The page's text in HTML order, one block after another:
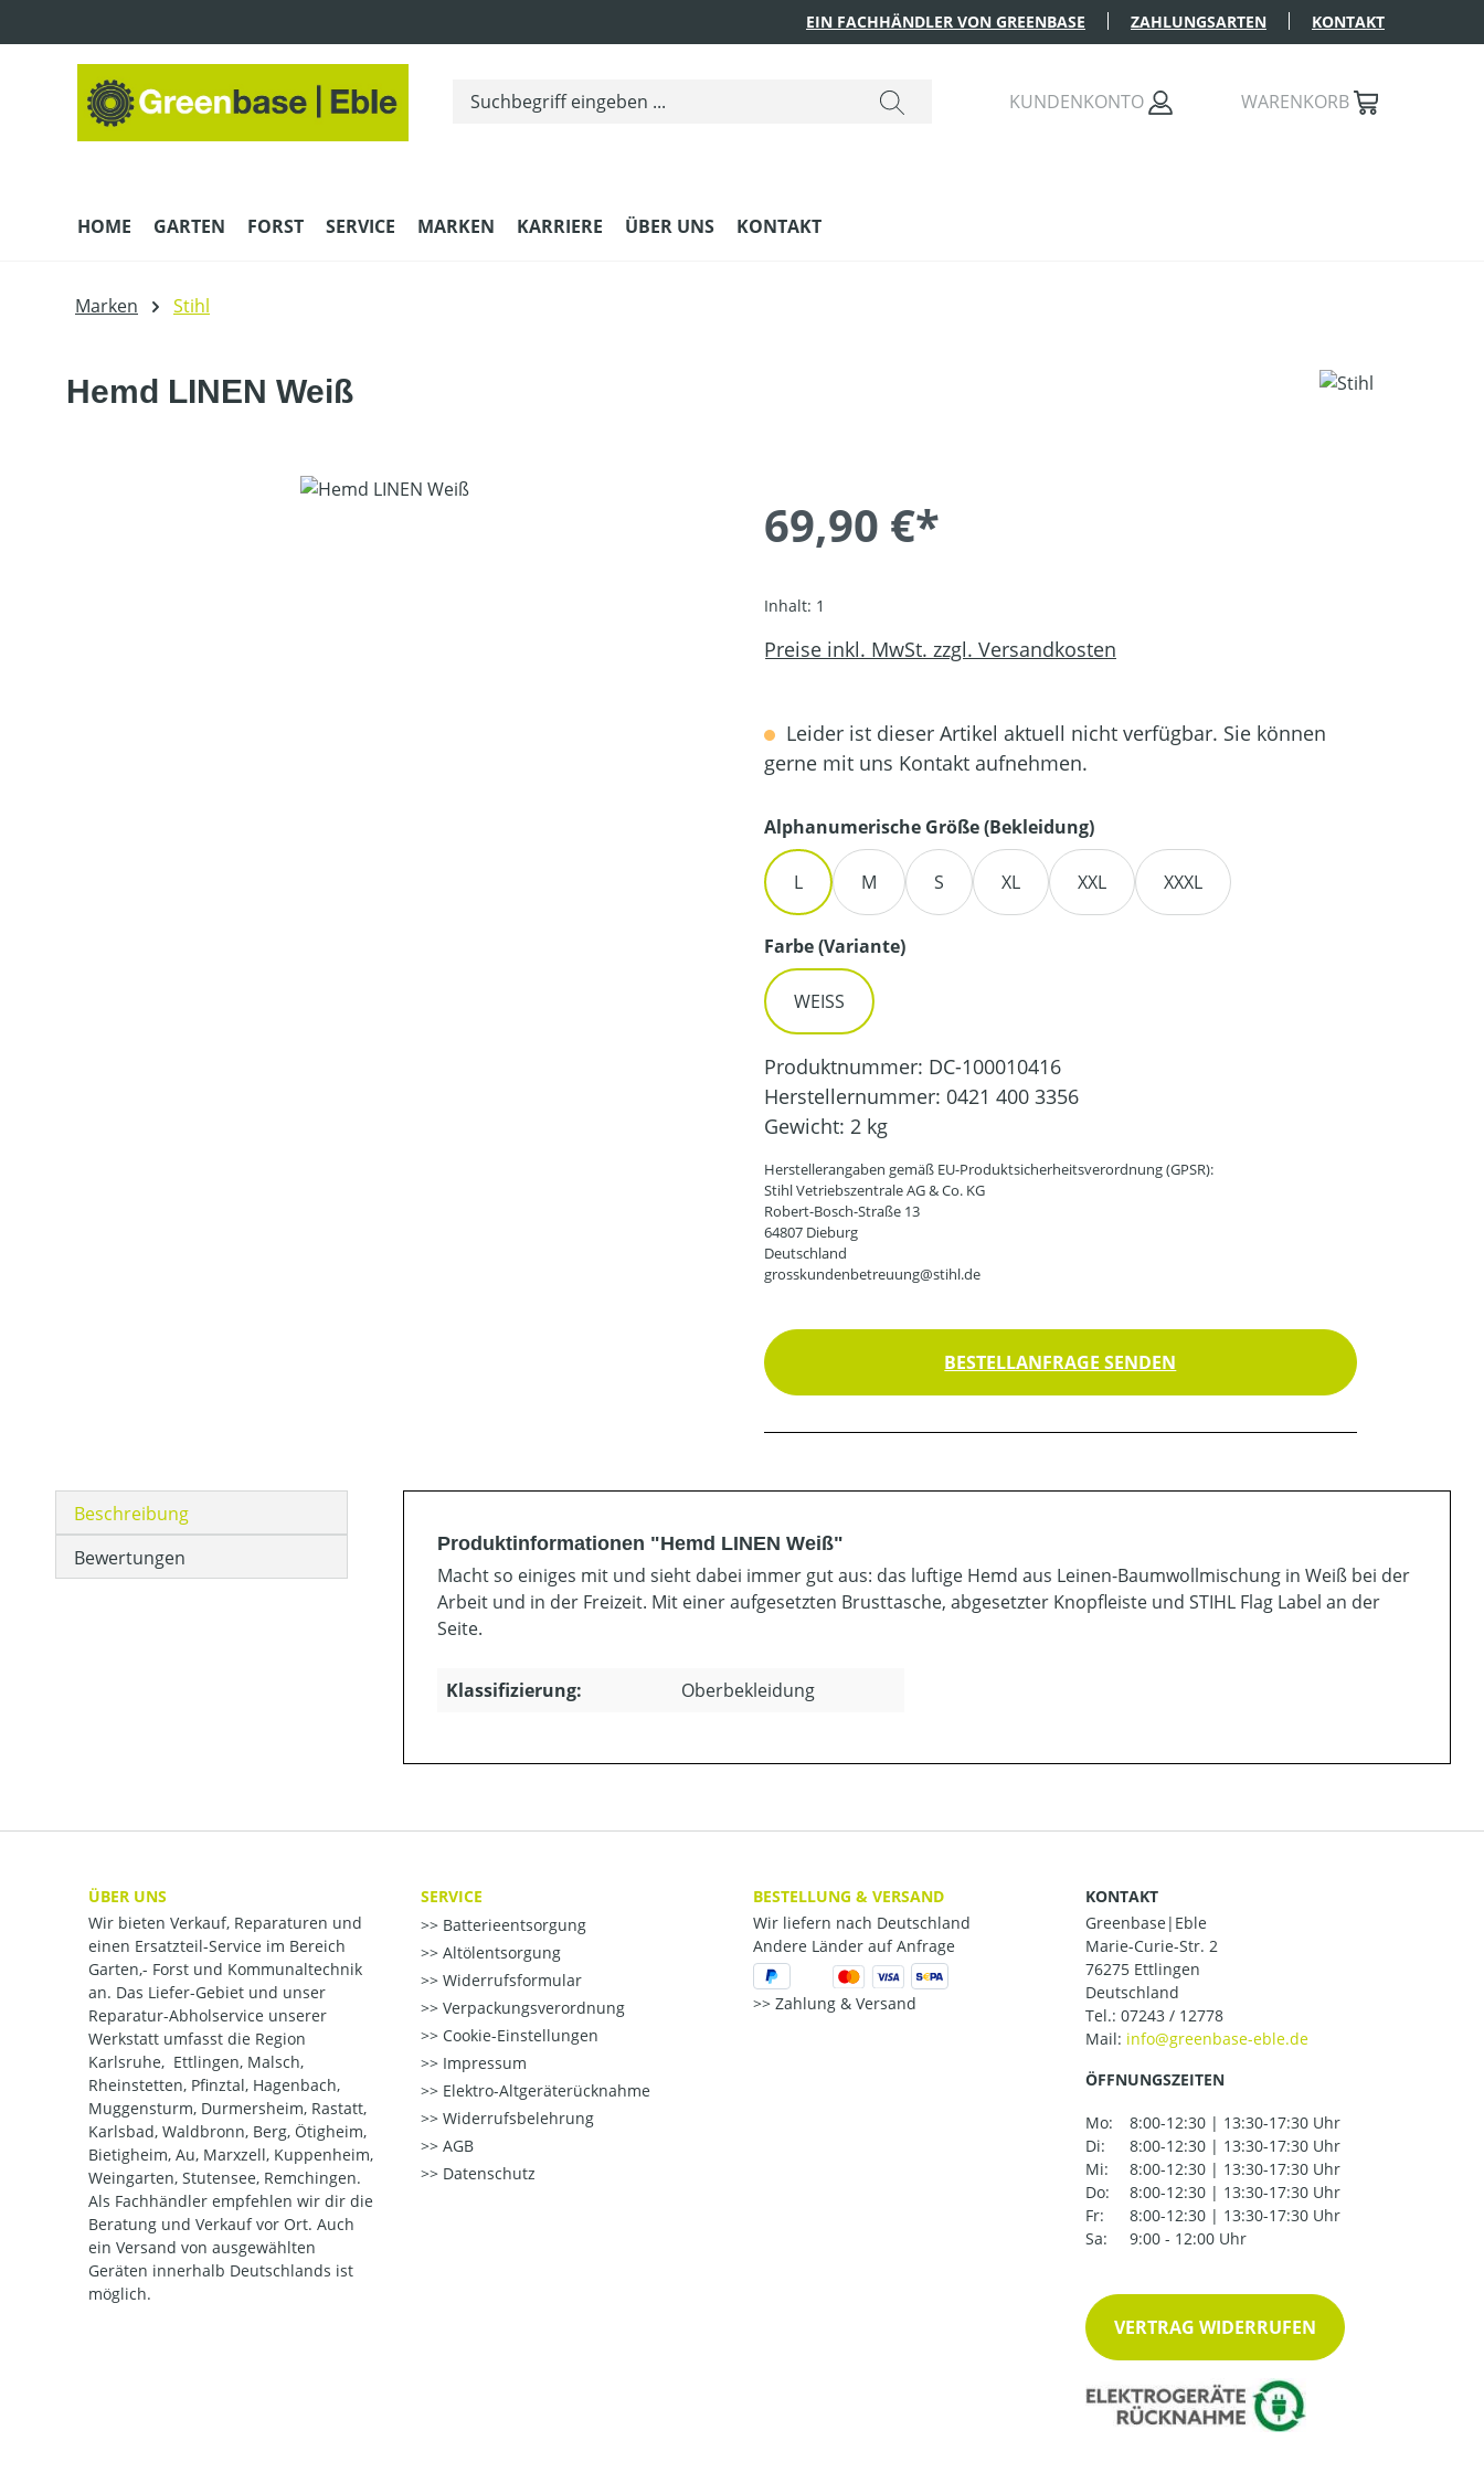
EIN FACHHÄNDLER VON GREENBASE ZAHLUNGSARTEN KONTAKT
KUNDENKONTO WARENKORB
HOME GARTEN FORST SERVICE MARKEN KARRIERE ÜBER UNS KONTAKT
Marken Stihl
Hemd LINEN Weiß
69,90 €*
Inhalt: 1
Preise inkl. MwSt. zzgl. Versandkosten
Leider ist dieser Artikel aktuell nicht verfügbar. Sie können
gerne mit uns Kontakt aufnehmen.
Alphanumerische Größe (Bekleidung)auswählen
L M S XL XXL XXXL
Farbe (Variante)auswählen
WEISS
Produktnummer: DC-100010416
Herstellernummer: 0421 400 3356
Gewicht: 2 kg
Herstellerangaben gemäß EU-Produktsicherheitsverordnung (GPSR):
Stihl Vetriebszentrale AG & Co. KG
Robert-Bosch-Straße 13
64807 Dieburg
Deutschland
grosskundenbetreuung@stihl.de
BESTELLANFRAGE SENDEN
Beschreibung
Bewertungen
Produktinformationen "Hemd LINEN Weiß"
Macht so einiges mit und sieht dabei immer gut aus: das luftige Hemd aus Leinen-Baumwollmischung in Weiß bei der
Arbeit und in der Freizeit. Mit einer aufgesetzten Brusttasche, abgesetzter Knopfleiste und STIHL Flag Label an der
Seite.
Klassifizierung: Oberbekleidung
ÜBER UNS
Wir bieten Verkauf, Reparaturen und
einen Ersatzteil-Service im Bereich
Garten,- Forst und Kommunaltechnik
an. Das Liefer-Gebiet und unser
Reparatur-Abholservice unserer
Werkstatt umfasst die Region
Karlsruhe, Ettlingen, Malsch,
Rheinstetten, Pfinztal, Hagenbach,
Muggensturm, Durmersheim, Rastatt,
Karlsbad, Waldbronn, Berg, Ötigheim,
Bietigheim, Au, Marxzell, Kuppenheim,
Weingarten, Stutensee, Remchingen.
Als Fachhändler empfehlen wir dir die
Beratung und Verkauf vor Ort. Auch
ein Versand von ausgewählten
Geräten innerhalb Deutschlands ist
möglich.
SERVICE
Batterieentsorgung
Altölentsorgung
Widerrufsformular
Verpackungsverordnung
Cookie-Einstellungen
Impressum
Elektro-Altgeräterücknahme
Widerrufsbelehrung
AGB
Datenschutz
BESTELLUNG & VERSAND
Wir liefern nach Deutschland
Andere Länder auf Anfrage
Zahlung & Versand
KONTAKT
Greenbase|Eble
Marie-Curie-Str. 2
76275 Ettlingen
Deutschland
Tel.: 07243 / 12778
Mail:
ÖFFNUNGSZEITEN
Mo:
8:00-12:30 | 13:30-17:30 Uhr
Di:
8:00-12:30 | 13:30-17:30 Uhr
Mi:
8:00-12:30 | 13:30-17:30 Uhr
Do:
8:00-12:30 | 13:30-17:30 Uhr
Fr:
8:00-12:30 | 13:30-17:30 Uhr
Sa:
9:00 - 12:00 Uhr
VERTRAG WIDERRUFEN